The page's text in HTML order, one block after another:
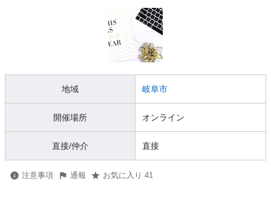
地域 岐阜市
開催場所 オンライン
直接/仲介 直接
注意事項 通報 お気に入り 41